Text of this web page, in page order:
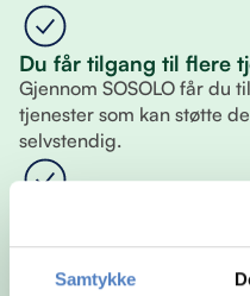
Samtykke
Du får tilgang til flere
Gjennom SOSOLO får du
tjenester som kan støtte
selvstendig.
Du står fritt til å sette
at du kun bruker